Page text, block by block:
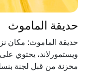
حديقة الماموث
حديقة الماموث: مكان
مخزنة من قبل لجنة